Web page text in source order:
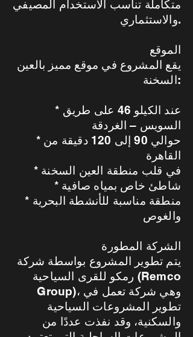
متكاملة تناسب الاستخدام المصيفي
والاستثماري.
الموقع
يقع المشروع في موقع مميز بالعين
السخنة:
* عند الكيلو 46 على طريق
السويس – الغردقة
* حوالي 90 إلى 120 دقيقة من
القاهرة
* في قلب منطقة العين السخنة
* شاطئ خاص بمياه صافية
* منطقة مناسبة للأنشطة البحرية
والغوص
الشركة المطورة
يتم تطوير المشروع بواسطة شركة
رمكو للقرى السياحية (Remco
Group)، وهي شركة تعمل في
تطوير المشروعات السياحية
والسكنية، وقد نفذت عددًا من